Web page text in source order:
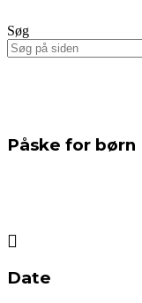
Søg
Påske for børn
Date